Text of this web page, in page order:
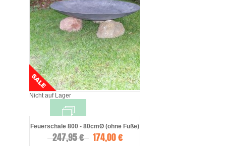
Nicht auf Lager
Feuerschale 800 - 80cmØ (ohne Füße)
247,95 € 174,00 €